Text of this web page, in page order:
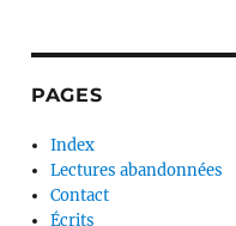
PAGES
Index
Lectures abandonnées
Contact
Écrits